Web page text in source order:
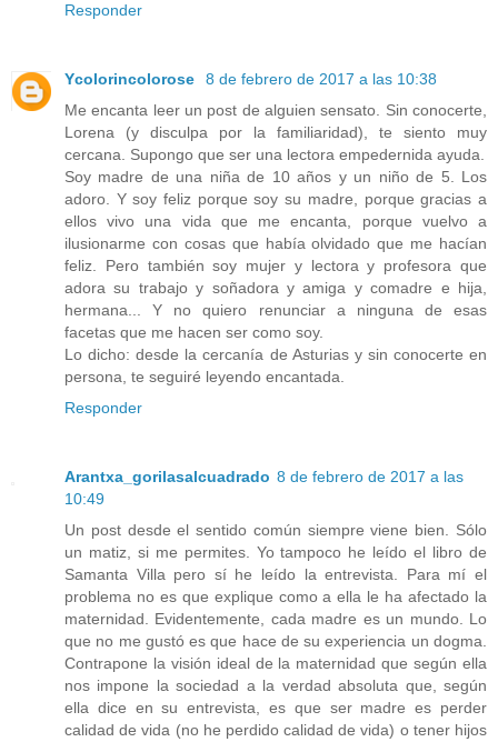
Responder
Ycolorincolorose
8 de febrero de 2017 a las 10:38
Me encanta leer un post de alguien sensato. Sin conocerte,
Lorena (y disculpa por la familiaridad), te siento muy
cercana. Supongo que ser una lectora empedernida ayuda.
Soy madre de una niña de 10 años y un niño de 5. Los
adoro. Y soy feliz porque soy su madre, porque gracias a
ellos vivo una vida que me encanta, porque vuelvo a
ilusionarme con cosas que había olvidado que me hacían
feliz. Pero también soy mujer y lectora y profesora que
adora su trabajo y soñadora y amiga y comadre e hija,
hermana... Y no quiero renunciar a ninguna de esas
facetas que me hacen ser como soy.
Lo dicho: desde la cercanía de Asturias y sin conocerte en
persona, te seguiré leyendo encantada.
Responder
Arantxa_gorilasalcuadrado 8 de febrero de 2017 a las
10:49
Un post desde el sentido común siempre viene bien. Sólo
un matiz, si me permites. Yo tampoco he leído el libro de
Samanta Villa pero sí he leído la entrevista. Para mí el
problema no es que explique como a ella le ha afectado la
maternidad. Evidentemente, cada madre es un mundo. Lo
que no me gustó es que hace de su experiencia un dogma.
Contrapone la visión ideal de la maternidad que según ella
nos impone la sociedad a la verdad absoluta que, según
ella dice en su entrevista, es que ser madre es perder
calidad de vida (no he perdido calidad de vida) o tener hijos